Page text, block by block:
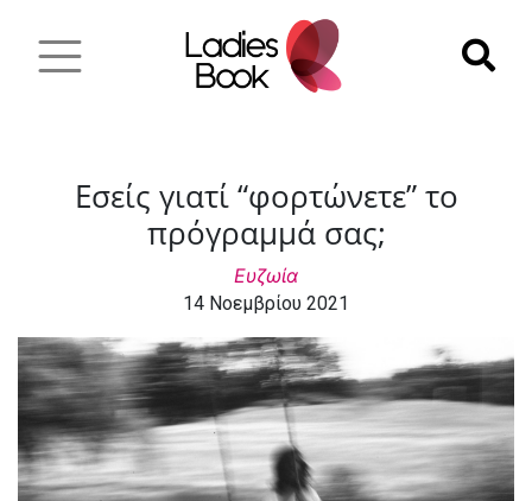
Εσείς γιατί “φορτώνετε” το
πρόγραμμά σας;
Ευζωία
14 Νοεμβρίου 2021